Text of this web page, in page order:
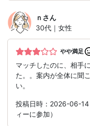
ｎ さん
30代｜女性
やや満足
マッチしたのに、相手
た。。案内が全体に聞
い。
投稿日時：2026-06-14
ィーに参加）